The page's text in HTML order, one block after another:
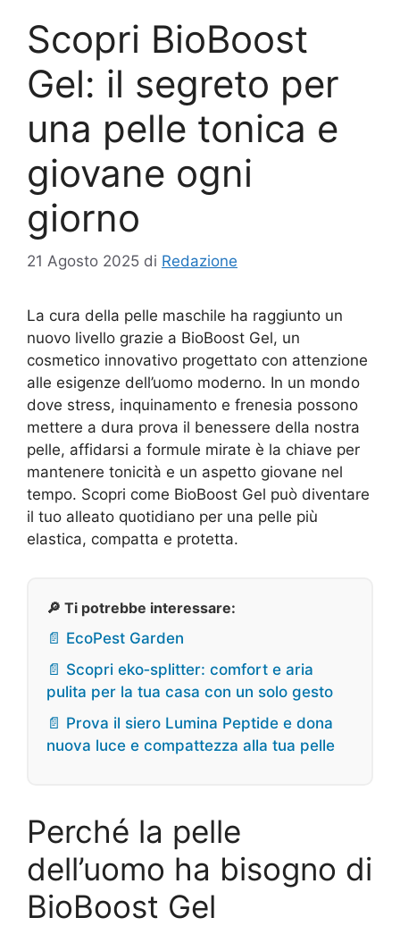
Scopri BioBoost
Gel: il segreto per
una pelle tonica e
giovane ogni
giorno
21 Agosto 2025 di Redazione
La cura della pelle maschile ha raggiunto un
nuovo livello grazie a BioBoost Gel, un
cosmetico innovativo progettato con attenzione
alle esigenze dell’uomo moderno. In un mondo
dove stress, inquinamento e frenesia possono
mettere a dura prova il benessere della nostra
pelle, affidarsi a formule mirate è la chiave per
mantenere tonicità e un aspetto giovane nel
tempo. Scopri come BioBoost Gel può diventare
il tuo alleato quotidiano per una pelle più
elastica, compatta e protetta.
🔎 Ti potrebbe interessare:
📄 EcoPest Garden
📄 Scopri eko‑splitter: comfort e aria
pulita per la tua casa con un solo gesto
📄 Prova il siero Lumina Peptide e dona
nuova luce e compattezza alla tua pelle
Perché la pelle
dell’uomo ha bisogno di
BioBoost Gel